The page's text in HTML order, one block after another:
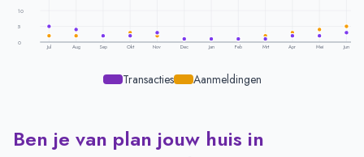
10
5
0
Jul Aug Sep Okt Nov Dec Jan Feb Mrt Apr Mei Jun
Transacties Aanmeldingen
Transacties en aanmeldingen per maand - Kamperveen
Ben je van plan jouw huis in